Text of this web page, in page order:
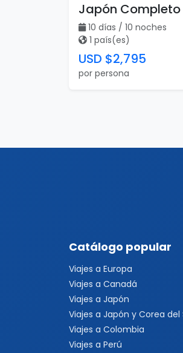
Japón Completo
10 días / 10 noches
1 país(es)
USD $2,795
por persona
Catálogo popular
Viajes a Europa
Viajes a Canadá
Viajes a Japón
Viajes a Japón y Corea del
Viajes a Colombia
Viajes a Perú